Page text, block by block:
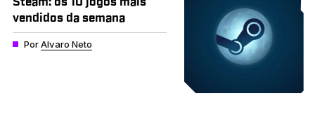
vendidos da semana
PorAlvaro Neto